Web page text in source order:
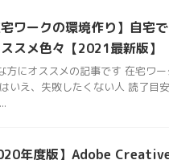
宅ワークの環境作り】自宅
スメ色々【2021最新版】
方にオススメの記事です 在宅ワ
いえ、失敗したくない人 読了
年度版】Adobe